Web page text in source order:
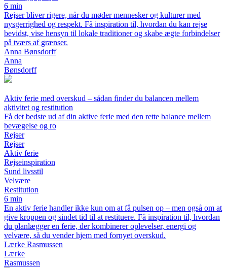
6 min
Rejser bliver rigere, når du møder mennesker og kulturer med
nysgerrighed og respekt. Få inspiration til, hvordan du kan rejse
bevidst, vise hensyn til lokale traditioner og skabe ægte forbindelser
på tværs af grænser.
Anna Bønsdorff
Anna
Bønsdorff
Aktiv ferie med overskud – sådan finder du balancen mellem
aktivitet og restitution
Få det bedste ud af din aktive ferie med den rette balance mellem
bevægelse og ro
Rejser
Rejser
Aktiv ferie
Rejseinspiration
Sund livsstil
Velvære
Restitution
6 min
En aktiv ferie handler ikke kun om at få pulsen op – men også om at
give kroppen og sindet tid til at restituere. Få inspiration til, hvordan
du planlægger en ferie, der kombinerer oplevelser, energi og
velvære, så du vender hjem med fornyet overskud.
Lærke Rasmussen
Lærke
Rasmussen